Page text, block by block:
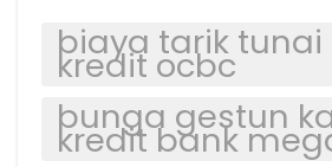
biaya tarik tunai
kredit ocbc
bunga gestun
kredit bank